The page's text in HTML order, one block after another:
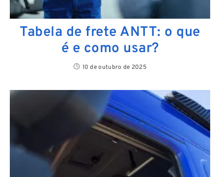
Tabela de frete ANTT: o que
é e como usar?
10 de outubro de 2025